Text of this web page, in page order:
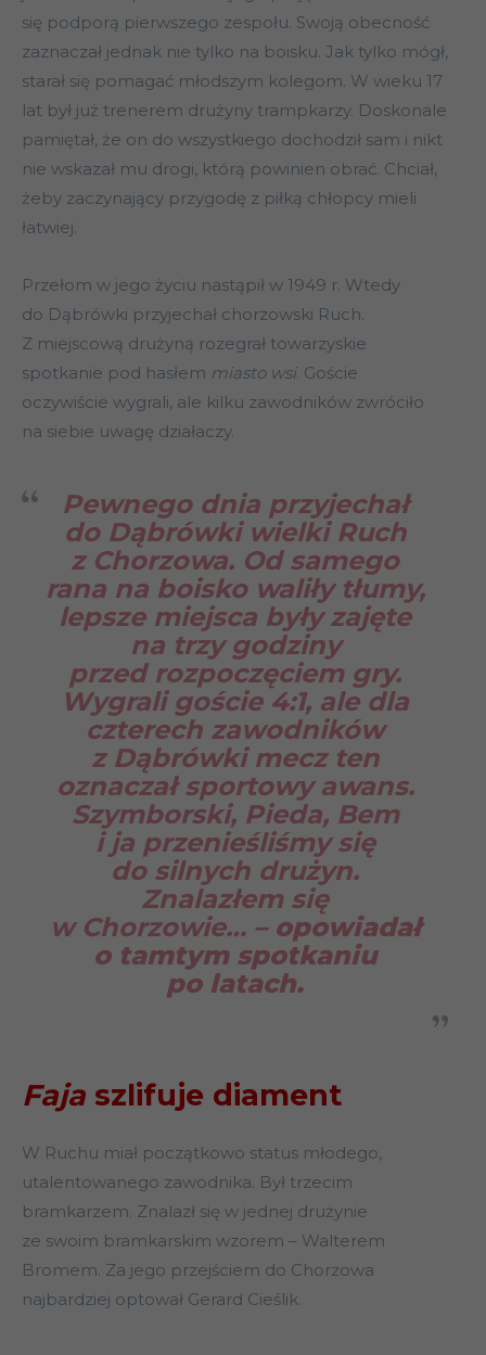
się podporą pierwszego zespołu. Swoją obecność
zaznaczał jednak nie tylko na boisku. Jak tylko mógł,
starał się pomagać młodszym kolegom. W wieku 17
lat był już trenerem drużyny trampkarzy. Doskonale
pamiętał, że on do wszystkiego dochodził sam i nikt
nie wskazał mu drogi, którą powinien obrać. Chciał,
żeby zaczynający przygodę z piłką chłopcy mieli
łatwiej.
Przełom w jego życiu nastąpił w 1949 r. Wtedy
do Dąbrówki przyjechał chorzowski Ruch.
Z miejscową drużyną rozegrał towarzyskie
spotkanie pod hasłem miasto wsi. Goście
oczywiście wygrali, ale kilku zawodników zwróciło
na siebie uwagę działaczy.
Pewnego dnia przyjechał
do Dąbrówki wielki Ruch
z Chorzowa. Od samego
rana na boisko waliły tłumy,
lepsze miejsca były zajęte
na trzy godziny
przed rozpoczęciem gry.
Wygrali goście 4:1, ale dla
czterech zawodników
z Dąbrówki mecz ten
oznaczał sportowy awans.
Szymborski, Pieda, Bem
i ja przenieśliśmy się
do silnych drużyn.
Znalazłem się
w Chorzowie… – opowiadał
o tamtym spotkaniu
po latach.
Faja szlifuje diament
W Ruchu miał początkowo status młodego,
utalentowanego zawodnika. Był trzecim
bramkarzem. Znalazł się w jednej drużynie
ze swoim bramkarskim wzorem – Walterem
Bromem. Za jego przejściem do Chorzowa
najbardziej optował Gerard Cieślik.